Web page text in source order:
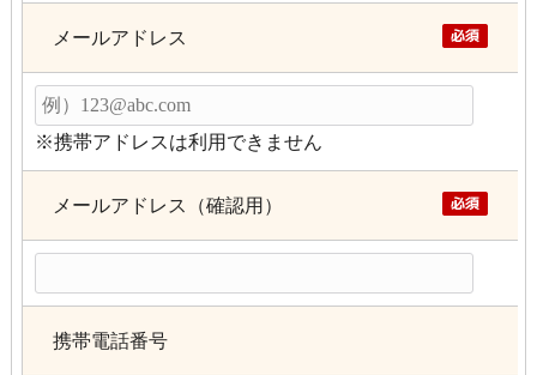
メールアドレス
※携帯アドレスは利用できません
メールアドレス（確認用）
携帯電話番号